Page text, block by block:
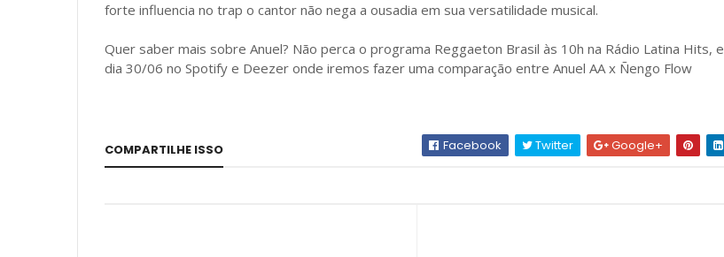
forte influencia no trap o cantor não nega a ousadia em sua versatilidade musical.
Quer saber mais sobre Anuel? Não perca o programa Reggaeton Brasil às 10h na Rádio Latina Hits, e
dia 30/06 no Spotify e Deezer onde iremos fazer uma comparação entre Anuel AA x Ñengo Flow
COMPARTILHE ISSO Facebook Twitter Google+